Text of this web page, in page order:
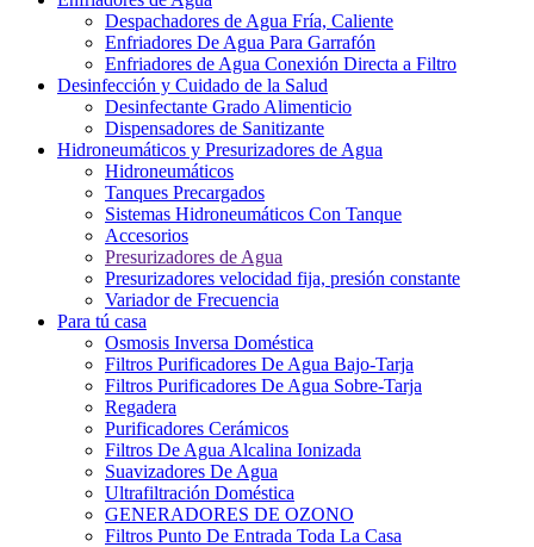
Despachadores de Agua Fría, Caliente
Enfriadores De Agua Para Garrafón
Enfriadores de Agua Conexión Directa a Filtro
Desinfección y Cuidado de la Salud
Desinfectante Grado Alimenticio
Dispensadores de Sanitizante
Hidroneumáticos y Presurizadores de Agua
Hidroneumáticos
Tanques Precargados
Sistemas Hidroneumáticos Con Tanque
Accesorios
Presurizadores de Agua
Presurizadores velocidad fija, presión constante
Variador de Frecuencia
Para tú casa
Osmosis Inversa Doméstica
Filtros Purificadores De Agua Bajo-Tarja
Filtros Purificadores De Agua Sobre-Tarja
Regadera
Purificadores Cerámicos
Filtros De Agua Alcalina Ionizada
Suavizadores De Agua
Ultrafiltración Doméstica
GENERADORES DE OZONO
Filtros Punto De Entrada Toda La Casa